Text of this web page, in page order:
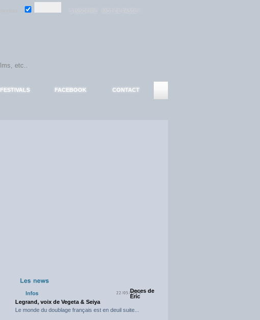
FESTIVALS FACEBOOK CONTACT
22/05/2025Deces de
Eric
Legrand, voix de Vegeta & Seiya
Le monde du doublage français est en deuil suite...